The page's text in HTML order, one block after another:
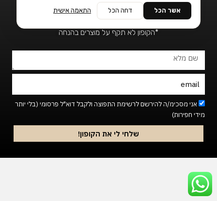
r
a
m
o
k
-
f
*הקופון לא תקף על מוצרים בהנחה
שם
Footer_newsletter
אני מסכימ/ה להירשם לרשימת התפוצה ולקבל דוא"ל פרסומי (בלי יותר
מידי חפירות)
שלחי לי את הקופון!
אשר הכל דחה הכל התאמה אישית